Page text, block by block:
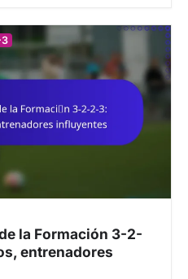
3
la Formación 3-2-
entrenadores